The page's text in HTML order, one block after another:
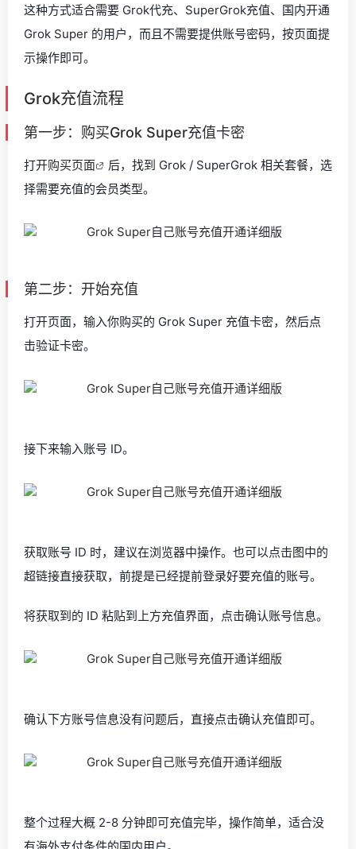
这种方式适合需要 Grok代充、SuperGrok充值、国内开通
Grok Super 的用户，而且不需要提供账号密码，按页面提
示操作即可。
Grok充值流程
第一步：购买Grok Super充值卡密
打开购买页面
后，找到 Grok / SuperGrok 相关套餐，选
择需要充值的会员类型。
第二步：开始充值
打开页面，输入你购买的 Grok Super 充值卡密，然后点
击验证卡密。
接下来输入账号 ID。
获取账号 ID 时，建议在浏览器中操作。也可以点击图中的
超链接直接获取，前提是已经提前登录好要充值的账号。
将获取到的 ID 粘贴到上方充值界面，点击确认账号信息。
确认下方账号信息没有问题后，直接点击确认充值即可。
整个过程大概 2-8 分钟即可充值完毕，操作简单，适合没